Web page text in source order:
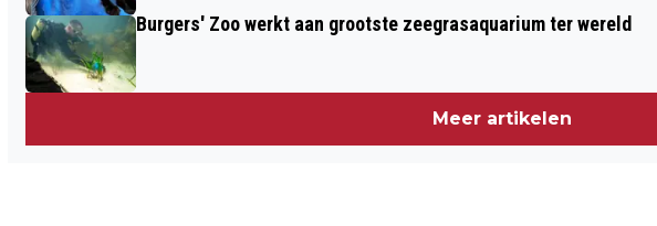
Burgers' Zoo werkt aan grootste zeegrasaquarium ter wereld
Meer artikelen